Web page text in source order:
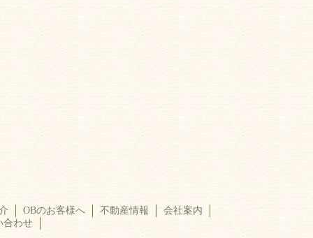
OBのお客様へ 不動産情報
会社案内
合わせ